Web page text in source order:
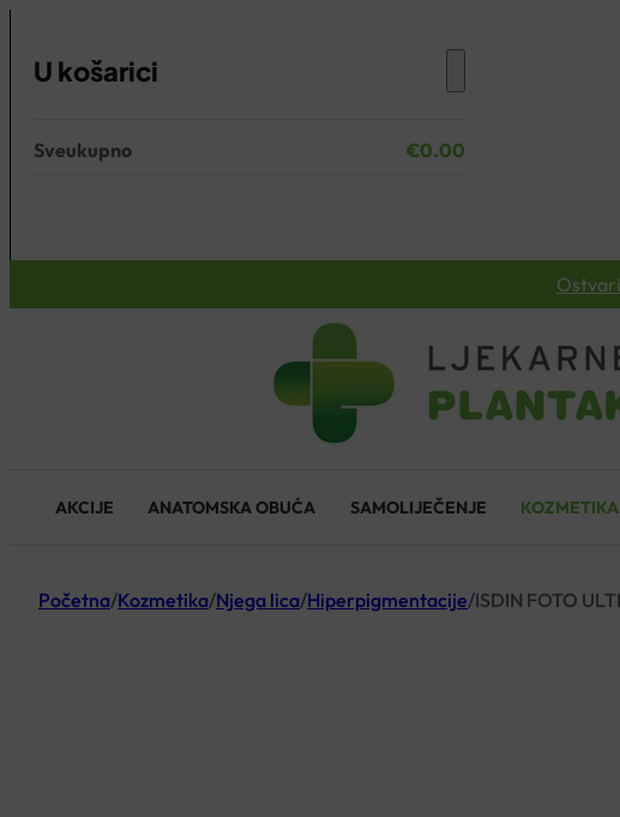
U košarici
Nema proizvoda u košarici.
Sveukupno €0.00
AKCIJE ANATOMSKA OBUĆA SAMOLIJEČENJE KOZMETIKA
Početna/Kozmetika/Njega lica/Hiperpigmentacije/ISDIN FOTO